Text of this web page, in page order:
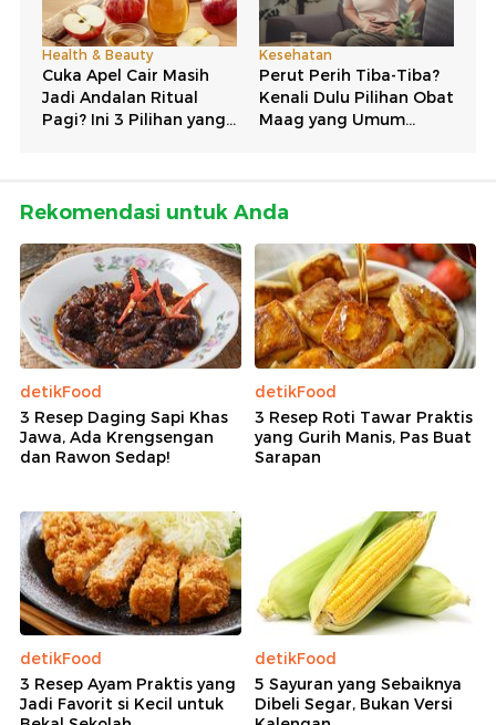
Rekomendasi untuk Anda
detikFood
3 Resep Daging Sapi Khas
Jawa, Ada Krengsengan
dan Rawon Sedap!
detikFood
3 Resep Roti Tawar Praktis
yang Gurih Manis, Pas Buat
Sarapan
detikFood
3 Resep Ayam Praktis yang
Jadi Favorit si Kecil untuk
detikFood
5 Sayuran yang Sebaiknya
Dibeli Segar, Bukan Versi